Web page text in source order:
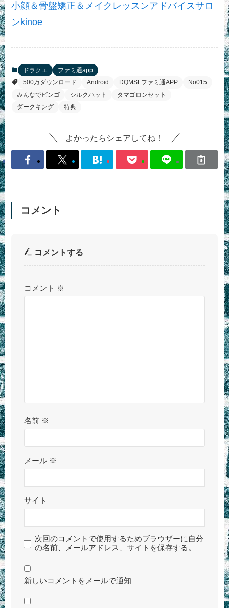
小顔＆骨盤矯正＆メイクレッスンアドバイスサロ
ンkinoe
ドラクエ
ファミ通app
500万ダウンロード
Android DQMSLファミ通APP
No015
みんなでビンゴ
シルクハット
タマゴロンセット
ダークキング
特典
よかったらシェアしてね！
コメント
コメントする
コメント ※
名前 ※
メール ※
サイト
次回のコメントで使用するためブラウザーに自分
の名前、メールアドレス、サイトを保存する。
新しいコメントをメールで通知